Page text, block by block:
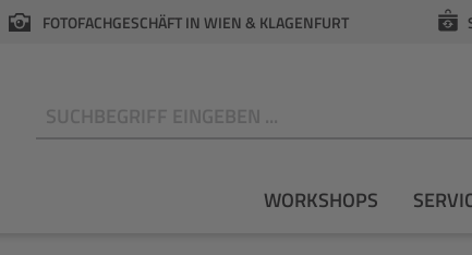
FOTOFACHGESCHÄFT IN WIEN & KLAGENFURT
WORKSHOPS